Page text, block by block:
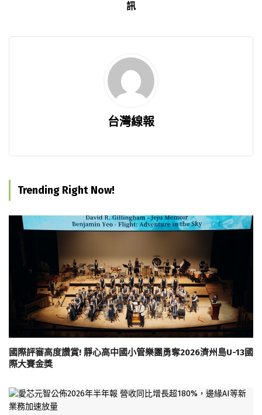
訊
台灣線報
Trending Right Now!
國際評審高度讚賞! 靜心高中國小管樂團勇奪2026濟州島U-13國
際大賽金獎